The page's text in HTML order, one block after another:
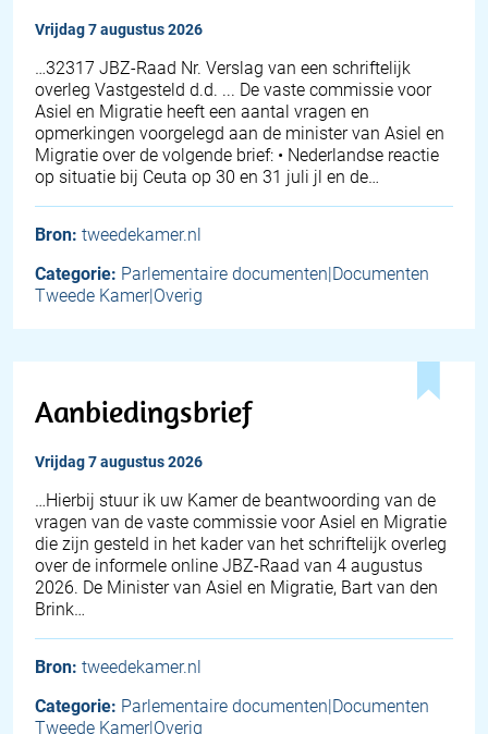
vrijdag 7 augustus 2026
… 32317 JBZ-Raad Nr. Verslag van een schriftelijk
overleg Vastgesteld d.d. ... De vaste commissie voor
Asiel en Migratie heeft een aantal vragen en
opmerkingen voorgelegd aan de minister van Asiel en
Migratie over de volgende brief: • Nederlandse reactie
op situatie bij Ceuta op 30 en 31 juli jl en de…
Bron: tweedekamer.nl
Categorie: Parlementaire documenten|Documenten
Tweede Kamer|Overig
Aanbiedingsbrief
vrijdag 7 augustus 2026
… Hierbij stuur ik uw Kamer de beantwoording van de
vragen van de vaste commissie voor Asiel en Migratie
die zijn gesteld in het kader van het schriftelijk overleg
over de informele online JBZ-Raad van 4 augustus
2026. De Minister van Asiel en Migratie, Bart van den
Brink…
Bron: tweedekamer.nl
Categorie: Parlementaire documenten|Documenten
Tweede Kamer|Overig